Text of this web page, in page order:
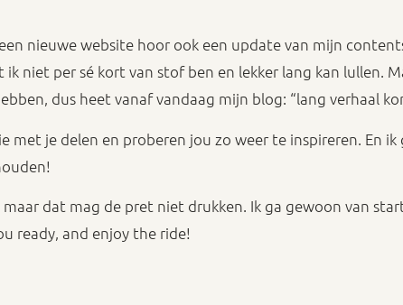
nieuwe website hoor ook een update van mijn
niet per sé kort van stof ben en lekker lang kan lullen.
dus heet vanaf vandaag mijn blog: “lang verhaal
met je delen en proberen jou zo weer te inspireren. En
dat mag de pret niet drukken. Ik ga gewoon van
ready, and enjoy the ride!